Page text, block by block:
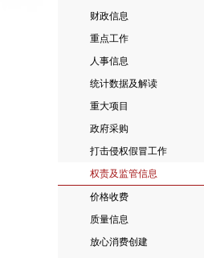
财政信息
重点工作
人事信息
统计数据及解读
重大项目
政府采购
打击侵权假冒工作
权责及监管信息
价格收费
质量信息
放心消费创建